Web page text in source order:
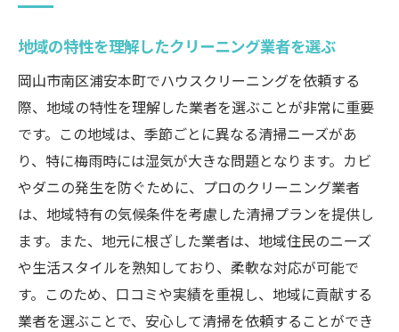
ついて
安心と信頼を得るためのハウスクリーニングの
選び方ガイド
信頼できるクリーニング業者の見極め方
保証とアフターサービスの確認ポイント
料金体系の透明性を重視する理由
地元で評判の業者を探すコツ
プロの技術と設備を持つ業者を選ぶ
契約前に注意すべきトラブル防止策
地元でおすすめのハウスクリーニング業者を選
地域の特性を理解したクリーニング業者を選ぶ
岡山市南区浦安本町でハウスクリーニングを依頼する
際、地域の特性を理解した業者を選ぶことが非常に重要
です。この地域は、季節ごとに異なる清掃ニーズがあ
り、特に梅雨時には湿気が大きな問題となります。カビ
やダニの発生を防ぐために、プロのクリーニング業者
は、地域特有の気候条件を考慮した清掃プランを提供し
ます。また、地元に根ざした業者は、地域住民のニーズ
や生活スタイルを熟知しており、柔軟な対応が可能で
す。このため、口コミや実績を重視し、地域に貢献する
業者を選ぶことで、安心して清掃を依頼することができ